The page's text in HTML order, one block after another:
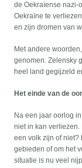
de Oekraïense nazi-
Oekraïne te
en zijn dromen van
Met andere
genomen. Zelensky
heel land gegijzeld
Het einde van de
Na een jaar oorlog
niet in kan verliezen.
een volk zijn of niet?
gebieden of om het
situatie is nu veel